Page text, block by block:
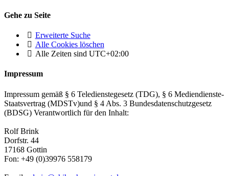
Gehe zu Seite
Erweiterte Suche
Alle Cookies löschen
Alle Zeiten sind UTC+02:00
Impressum
Impressum gemäß § 6 Teledienstegesetz (TDG), § 6 Mediendienste-
Staatsvertrag (MDSTv)und § 4 Abs. 3 Bundesdatenschutzgesetz
(BDSG) Verantwortlich für den Inhalt:
Rolf Brink
Dorfstr. 44
17168 Gottin
Fon: +49 (0)39976 558179